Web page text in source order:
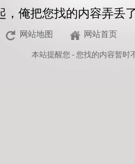
，俺把您找的内容弄丢
网站地图 网站首页
本站提醒您 - 您找的内容暂时